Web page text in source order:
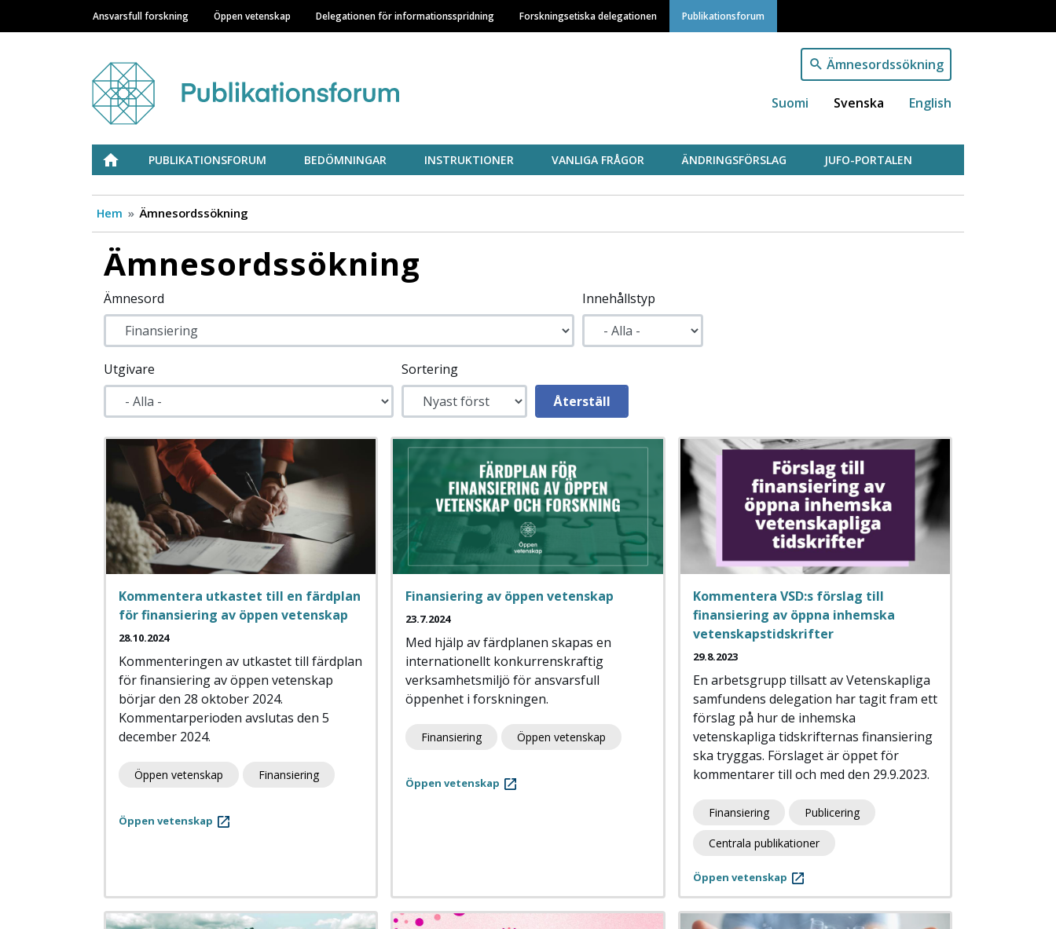
Hoppa
till
Main navigation
Ansvarsfull forskning Öppen vetenskap Delegationen för informationsspridning Forskningsetiska delegationen Publikationsforum
Ämnesordssökning
Suomi Svenska English
Julkaisufoorumi
ETUSIVUPUBLIKATIONSFORUM BEDÖMNINGAR INSTRUKTIONER VANLIGA FRÅGOR ÄNDRINGSFÖRSLAG JUFO-PORTALEN
Hem Ämnesordssökning
Ämnesordssökning
Ämnesord Innehållstyp
Utgivare Sortering
Kommentera utkastet till en färdplan
för finansiering av öppen vetenskap
28.10.2024
Kommenteringen av utkastet till färdplan
för finansiering av öppen vetenskap
börjar den 28 oktober 2024.
Kommentarperioden avslutas den 5
december 2024.
Öppen vetenskap Finansiering
Öppen vetenskap
Finansiering av öppen vetenskap
23.7.2024
Med hjälp av färdplanen skapas en
internationellt konkurrenskraftig
verksamhetsmiljö för ansvarsfull
öppenhet i forskningen.
Finansiering Öppen vetenskap
Öppen vetenskap
Kommentera VSD:s förslag till
finansiering av öppna inhemska
vetenskapstidskrifter
29.8.2023
En arbetsgrupp tillsatt av Vetenskapliga
samfundens delegation har tagit fram ett
förslag på hur de inhemska
vetenskapliga tidskrifternas finansiering
ska tryggas. Förslaget är öppet för
kommentarer till och med den 29.9.2023.
Finansiering Publicering
Centrala publikationer
Öppen vetenskap